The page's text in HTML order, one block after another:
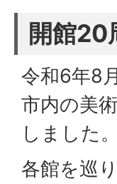
開館20
令和6年8
市内の美
しました。
各館を巡